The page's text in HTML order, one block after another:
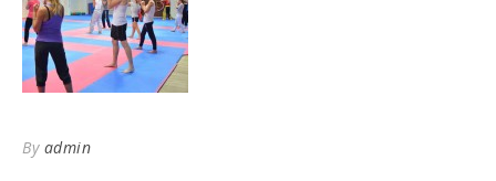
By admin